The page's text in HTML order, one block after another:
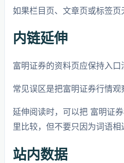
如果栏目页、文章页或标签页
内链延伸
富明证券的资料页应保持入口
常见误区是把富明证券行情
延伸阅读时，可以把 富明证
里比较，但不要只因为词语相
站内数据